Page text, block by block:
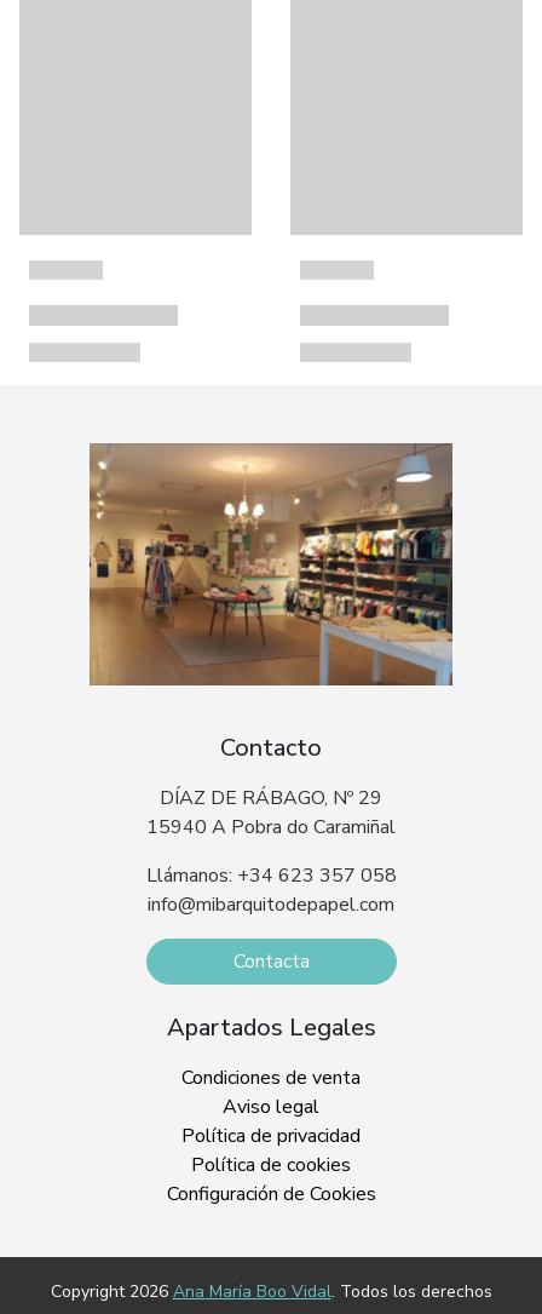
Contacto
DÍAZ DE RÁBAGO, Nº 29
15940 A Pobra do Caramiñal
Llámanos: +34 623 357 058
info@mibarquitodepapel.com
Contacta
Apartados Legales
Condiciones de venta
Aviso legal
Política de privacidad
Política de cookies
Configuración de Cookies
Copyright 2026 Ana María Boo Vidal. Todos los derechos